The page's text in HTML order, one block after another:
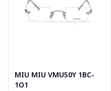
MIU MIU VMU50Y 1BC-
1O1